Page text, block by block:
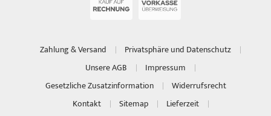
Zahlung & Versand
Privatsphäre und Datenschutz
Unsere AGB
Impressum
Gesetzliche Zusatzinformation
Widerrufsrecht
Kontakt
Sitemap
Lieferzeit